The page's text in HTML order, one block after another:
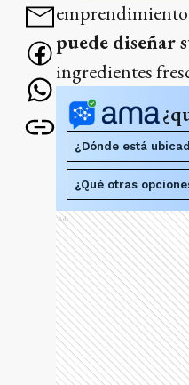
puede diseñar
ingredientes
¿Dónde está
¿Qué otras
Ads